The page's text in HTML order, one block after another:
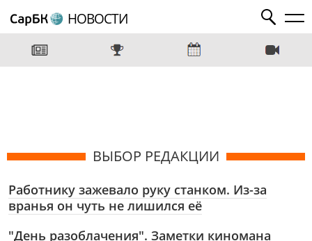
НОВОСТИ
ВЫБОР РЕДАКЦИИ
Работнику зажевало руку станком. Из-за
вранья он чуть не лишился её
"День разоблачения". Заметки киномана